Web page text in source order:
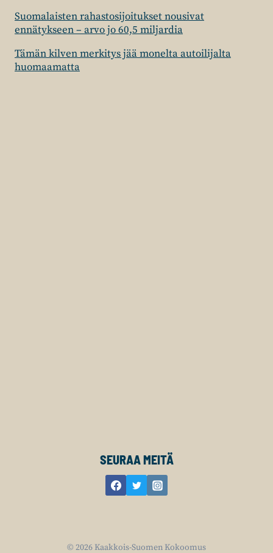
Suomalaisten rahastosijoitukset nousivat
ennätykseen – arvo jo 60,5 miljardia
Tämän kilven merkitys jää monelta autoilijalta
huomaamatta
SEURAA MEITÄ
© 2026 Kaakkois-Suomen Kokoomus